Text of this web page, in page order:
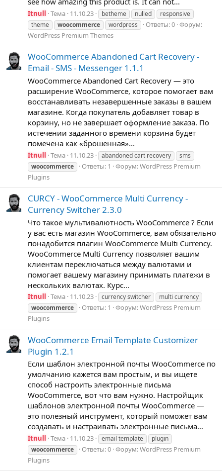
Itnull Тема 11.10.23 betheme nulled
responsive
theme
woocommerce wordpress Ответы: 0 Форум:
WordPress Premium Themes
WooCommerce Abandoned Cart Recovery -
Email - SMS - Messenger 1.1.1
WooCommerce Abandoned Cart Recovery — это
расширение WooCommerce, которое помогает вам
восстанавливать незавершенные заказы в вашем
магазине. Когда покупатель добавляет товар в
корзину, но не завершает оформление заказа. По
истечении заданного времени корзина будет
помечена как «брошенная»...
Itnull Тема 11.10.23 abandoned cart recovery
sms
woocommerce
Ответы: 1 Форум:WordPress Premium
Plugins
CURCY - WooCommerce Multi Currency -
Currency Switcher 2.3.0
Что такое мультивалютность WooCommerce ? Если
у вас есть магазин WooCommerce, вам обязательно
понадобится плагин WooCommerce Multi Currency.
WooCommerce Multi Currency позволяет вашим
клиентам переключаться между валютами и
помогает вашему магазину принимать платежи в
нескольких валютах. Курс...
Itnull Тема 11.10.23 currency switcher
multi currency
woocommerce
Ответы: 1 Форум:WordPress Premium
Plugins
WooCommerce Email Template Customizer
Plugin 1.2.1
Если шаблон электронной почты WooCommerce по
умолчанию кажется вам простым, и вы ищете
способ настроить электронные письма
WooCommerce, вот что вам нужно. Настройщик
шаблонов электронной почты WooCommerce —
это полезный инструмент, который поможет вам
создавать и настраивать электронные письма...
Itnull Тема 11.10.23 email template
plugin
woocommerce
Ответы: 0 Форум:WordPress Premium
Plugins